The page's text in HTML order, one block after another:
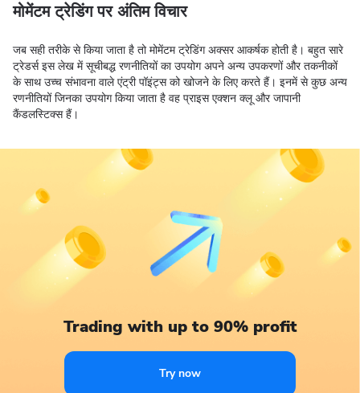
मोमेंटम ट्रेडिंग पर अंतिम विचार
जब सही तरीके से किया जाता है तो मोमेंटम ट्रेडिंग अक्सर आकर्षक होती है। बहुत सारे
ट्रेडर्स इस लेख में सूचीबद्ध रणनीतियों का उपयोग अपने अन्य उपकरणों और तकनीकों
के साथ उच्च संभावना वाले एंट्री पॉइंट्स को खोजने के लिए करते हैं। इनमें से कुछ अन्य
रणनीतियों जिनका उपयोग किया जाता है वह प्राइस एक्शन क्लू और जापानी
कैंडलस्टिक्स हैं।
Trading with up to 90% profit
Try now